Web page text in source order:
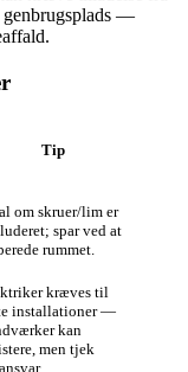
genbrugsplads —
Tip
om skruer/lim er
spar ved at
rummet.
kræves til
installationer —
kan
men tjek